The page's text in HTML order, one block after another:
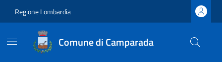
Regione Lombardia
Comune di Camparada